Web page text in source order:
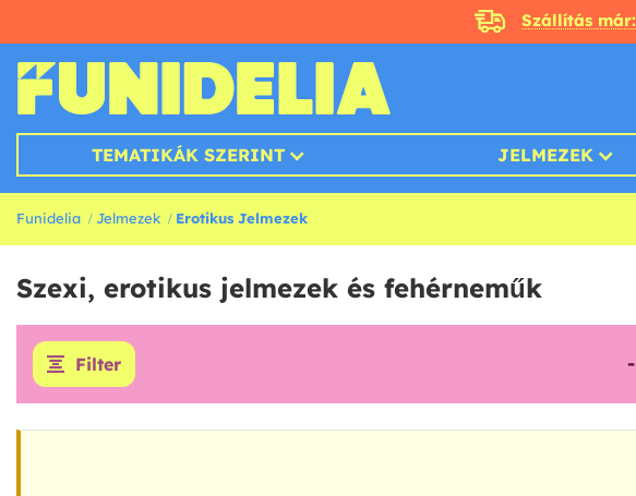
Szállítás már:
TEMATIKÁK SZERINT JELMEZEK
Funidelia Jelmezek Erotikus Jelmezek
Szexi, erotikus jelmezek és fehérneműk
Filter -